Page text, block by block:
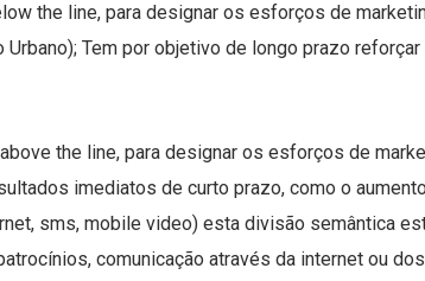
the line, para designar os esforços de
Tem por objetivo de longo prazo
the line, para designar os esforços de
imediatos de curto prazo, como o
sms, mobile video) esta divisão semântica
comunicação através da internet ou